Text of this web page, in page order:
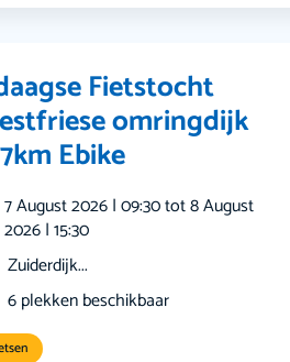
Fietstocht
omringdijk
Ebike
7 August 2026 | 09:30 tot 8 August
2026 | 15:30
Zuiderdijk...
6 plekken beschikbaar